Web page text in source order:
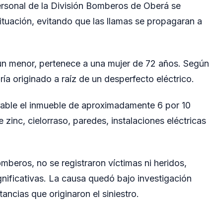
de la División Bomberos de Oberá se
evitando que las llamas se propagaran a
menor, pertenece a una mujer de 72 años. Según
originado a raíz de un desperfecto eléctrico.
el inmueble de aproximadamente 6 por 10
cielorraso, paredes, instalaciones eléctricas
no se registraron víctimas ni heridos,
La causa quedó bajo investigación
que originaron el siniestro.